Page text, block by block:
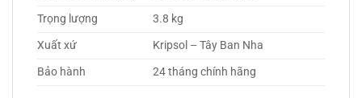
Trọng lượng
3.8 kg
Xuất xứ
Kripsol – Tây Ban Nha
Bảo hành
24 tháng chính hãng